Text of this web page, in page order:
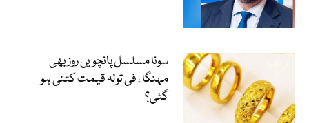
سونا مسلسل پانچویں روز بھی
مہنگا ، فی تولہ قیمت کتنی ہو
گئی؟